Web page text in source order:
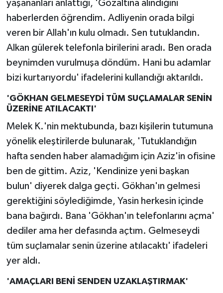
yaşananları anlattığı, 'Gözaltına alındığını
haberlerden öğrendim. Adliyenin orada bilgi
veren bir Allah'ın kulu olmadı. Sen tutuklandın.
Alkan gülerek telefonla birilerini aradı. Ben orada
beynimden vurulmuşa döndüm. Hani bu adamlar
bizi kurtarıyordu' ifadelerini kullandığı aktarıldı.
'GÖKHAN GELMESEYDİ TÜM SUÇLAMALAR SENİN
ÜZERİNE ATILACAKTI'
Melek K.'nin mektubunda, bazı kişilerin tutumuna
yönelik eleştirilerde bulunarak, 'Tutuklandığın
hafta senden haber alamadığım için Aziz'in ofisine
ben de gittim. Aziz, 'Kendinize yeni başkan
bulun' diyerek dalga geçti. Gökhan'ın gelmesi
gerektiğini söylediğimde, Yasin herkesin içinde
bana bağırdı. Bana 'Gökhan'ın telefonlarını açma'
dediler ama her defasında açtım. Gelmeseydi
tüm suçlamalar senin üzerine atılacaktı' ifadeleri
yer aldı.
'AMAÇLARI BENİ SENDEN UZAKLAŞTIRMAK'